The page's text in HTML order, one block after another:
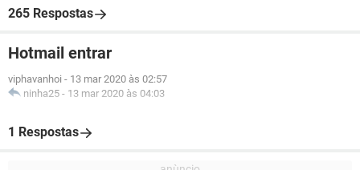
265 Respostas
Hotmail entrar
viphavanhoi - 13 mar 2020 às 02:57
ninha25 - 13 mar 2020 às 04:03
1 Respostas